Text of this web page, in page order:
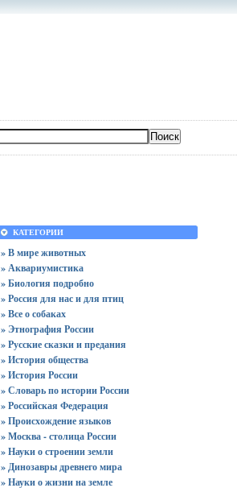
КАТЕГОРИИ
» В мире животных
» Аквариумистика
» Биология подробно
» Россия для нас и для птиц
» Все о собаках
» Этнография России
» Русские сказки и предания
» История общества
» История России
» Словарь по истории России
» Российская Федерация
» Происхождение языков
» Москва - столица России
» Науки о строении земли
» Динозавры древнего мира
» Науки о жизни на земле